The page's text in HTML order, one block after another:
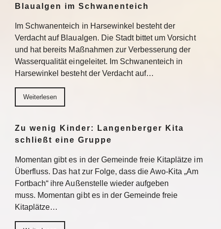
Blaualgen im Schwanenteich
Im Schwanenteich in Harsewinkel besteht der
Verdacht auf Blaualgen. Die Stadt bittet um Vorsicht
und hat bereits Maßnahmen zur Verbesserung der
Wasserqualität eingeleitet. Im Schwanenteich in
Harsewinkel besteht der Verdacht auf…
Weiterlesen
Zu wenig Kinder: Langenberger Kita
schließt eine Gruppe
Momentan gibt es in der Gemeinde freie Kitaplätze im
Überfluss. Das hat zur Folge, dass die Awo-Kita „Am
Fortbach“ ihre Außenstelle wieder aufgeben
muss. Momentan gibt es in der Gemeinde freie
Kitaplätze…